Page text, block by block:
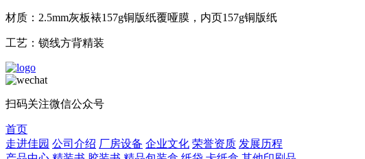
材质：2.5mm灰板裱157g铜版纸覆哑膜，内页157g铜版纸
工艺：锁线方背精装
扫码关注微信公众号
首页
走进佳园 公司介绍 厂房设备 企业文化 荣誉资质 发展历程